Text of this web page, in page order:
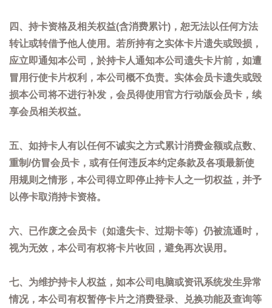
四、持卡资格及相关权益(含消费累计)，恕无法以任何方法
转让或转借予他人使用。若所持有之实体卡片遗失或毁损，
应立即通知本公司，於持卡人通知本公司遗失卡片前，如遭
冒用行使卡片权利，本公司概不负责。实体会员卡遗失或毁
损本公司将不进行补发，会员得使用官方行动版会员卡，续
享会员相关权益。
五、如持卡人有以任何不诚实之方式累计消费金额或点数、
重制/仿冒会员卡，或有任何违反本约定条款及各项最新使
用规则之情形，本公司得立即停止持卡人之一切权益，并予
以停卡取消持卡资格。
六、已作废之会员卡（如遗失卡、过期卡等）仍被流通时，
视为无效，本公司有权将卡片收回，避免再次误用。
七、为维护持卡人权益，如本公司电脑或资讯系统发生异常
情况，本公司有权暂停卡片之消费登录、兑换功能及查询等